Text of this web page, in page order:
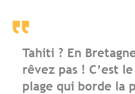
Tahiti ? En
rêvez pas ! C’est
plage qui borde la